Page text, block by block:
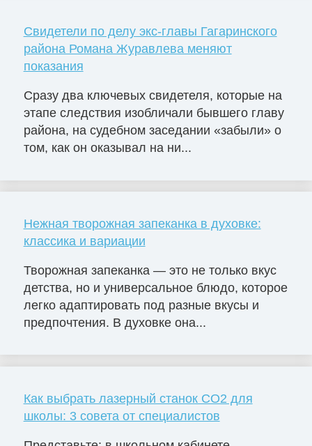
Свидетели по делу экс-главы Гагаринского
района Романа Журавлева меняют
показания
Сразу два ключевых свидетеля, которые на
этапе следствия изобличали бывшего главу
района, на судебном заседании «забыли» о
том, как он оказывал на ни...
Нежная творожная запеканка в духовке:
классика и вариации
Творожная запеканка — это не только вкус
детства, но и универсальное блюдо, которое
легко адаптировать под разные вкусы и
предпочтения. В духовке она...
Как выбрать лазерный станок СО2 для
школы: 3 совета от специалистов